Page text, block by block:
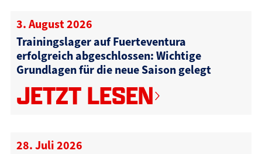
3. August 2026
Trainingslager auf Fuerteventura
erfolgreich abgeschlossen: Wichtige
Grundlagen für die neue Saison gelegt
JETZT LESEN
28. Juli 2026